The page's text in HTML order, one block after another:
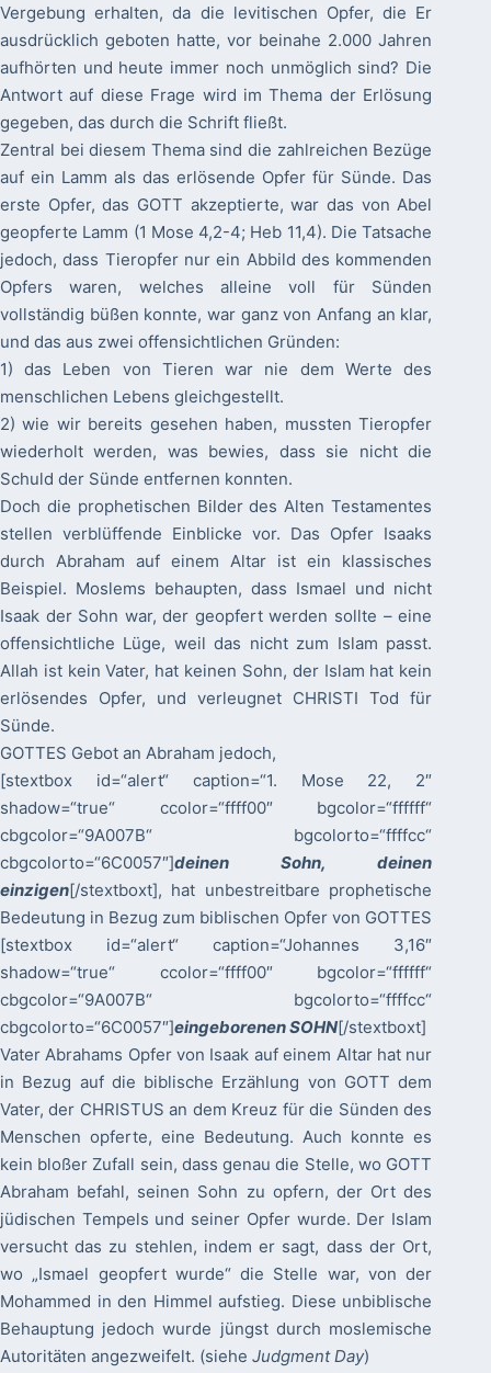
Vergebung erhalten, da die levitischen Opfer, die Er
ausdrücklich geboten hatte, vor beinahe 2.000 Jahren
aufhörten und heute immer noch unmöglich sind? Die
Antwort auf diese Frage wird im Thema der Erlösung
gegeben, das durch die Schrift fließt.
Zentral bei diesem Thema sind die zahlreichen Bezüge
auf ein Lamm als das erlösende Opfer für Sünde. Das
erste Opfer, das GOTT akzeptierte, war das von Abel
geopferte Lamm (1 Mose 4,2-4; Heb 11,4). Die Tatsache
jedoch, dass Tieropfer nur ein Abbild des kommenden
Opfers waren, welches alleine voll für Sünden
vollständig büßen konnte, war ganz von Anfang an klar,
und das aus zwei offensichtlichen Gründen:
1) das Leben von Tieren war nie dem Werte des
menschlichen Lebens gleichgestellt.
2) wie wir bereits gesehen haben, mussten Tieropfer
wiederholt werden, was bewies, dass sie nicht die
Schuld der Sünde entfernen konnten.
Doch die prophetischen Bilder des Alten Testamentes
stellen verblüffende Einblicke vor. Das Opfer Isaaks
durch Abraham auf einem Altar ist ein klassisches
Beispiel. Moslems behaupten, dass Ismael und nicht
Isaak der Sohn war, der geopfert werden sollte – eine
offensichtliche Lüge, weil das nicht zum Islam passt.
Allah ist kein Vater, hat keinen Sohn, der Islam hat kein
erlösendes Opfer, und verleugnet CHRISTI Tod für
Sünde.
GOTTES Gebot an Abraham jedoch,
[stextbox id=“alert“ caption=“1. Mose 22, 2″
shadow=“true“ ccolor=“ffff00″ bgcolor=“ffffff“
cbgcolor=“9A007B“ bgcolorto=“ffffcc“
cbgcolorto=“6C0057″]deinen Sohn, deinen
einzigen[/stextboxt], hat unbestreitbare prophetische
Bedeutung in Bezug zum biblischen Opfer von GOTTES
[stextbox id=“alert“ caption=“Johannes 3,16″
shadow=“true“ ccolor=“ffff00″ bgcolor=“ffffff“
cbgcolor=“9A007B“ bgcolorto=“ffffcc“
cbgcolorto=“6C0057″]eingeborenen SOHN[/stextboxt]
Vater Abrahams Opfer von Isaak auf einem Altar hat nur
in Bezug auf die biblische Erzählung von GOTT dem
Vater, der CHRISTUS an dem Kreuz für die Sünden des
Menschen opferte, eine Bedeutung. Auch konnte es
kein bloßer Zufall sein, dass genau die Stelle, wo GOTT
Abraham befahl, seinen Sohn zu opfern, der Ort des
jüdischen Tempels und seiner Opfer wurde. Der Islam
versucht das zu stehlen, indem er sagt, dass der Ort,
wo „Ismael geopfert wurde“ die Stelle war, von der
Mohammed in den Himmel aufstieg. Diese unbiblische
Behauptung jedoch wurde jüngst durch moslemische
Autoritäten angezweifelt. (siehe Judgment Day)